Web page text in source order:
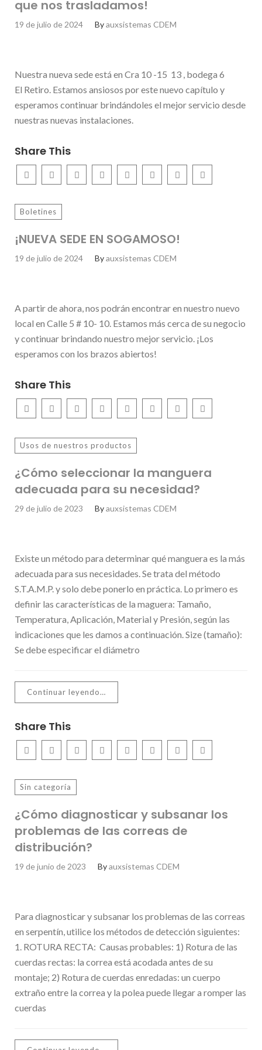
que nos trasladamos!
19 de julio de 2024 Byauxsistemas CDEM
Nuestra nueva sede está en Cra 10 -15 13 , bodega 6
El Retiro. Estamos ansiosos por este nuevo capítulo y
esperamos continuar brindándoles el mejor servicio desde
nuestras nuevas instalaciones.
Share This
Boletines
¡NUEVA SEDE EN SOGAMOSO!
19 de julio de 2024 Byauxsistemas CDEM
A partir de ahora, nos podrán encontrar en nuestro nuevo
local en Calle 5 # 10- 10. Estamos más cerca de su negocio
y continuar brindando nuestro mejor servicio. ¡Los
esperamos con los brazos abiertos!
Share This
Usos de nuestros productos
¿Cómo seleccionar la manguera
adecuada para su necesidad?
29 de julio de 2023 Byauxsistemas CDEM
Existe un método para determinar qué manguera es la más
adecuada para sus necesidades. Se trata del método
S.T.A.M.P. y solo debe ponerlo en práctica. Lo primero es
definir las características de la maguera: Tamaño,
Temperatura, Aplicación, Material y Presión, según las
indicaciones que les damos a continuación. Size (tamaño):
Se debe especificar el diámetro
Continuar leyendo…
Share This
Sin categoría
¿Cómo diagnosticar y subsanar los
problemas de las correas de
distribución?
19 de junio de 2023 Byauxsistemas CDEM
Para diagnosticar y subsanar los problemas de las correas
en serpentín, utilice los métodos de detección siguientes:
1. ROTURA RECTA: Causas probables: 1) Rotura de las
cuerdas rectas: la correa está acodada antes de su
montaje; 2) Rotura de cuerdas enredadas: un cuerpo
extraño entre la correa y la polea puede llegar a romper las
cuerdas